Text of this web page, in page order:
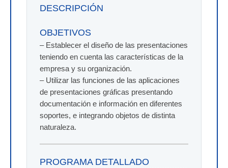
DESCRIPCIÓN
OBJETIVOS
– Establecer el diseño de las presentaciones
teniendo en cuenta las características de la
empresa y su organización.
– Utilizar las funciones de las aplicaciones
de presentaciones gráficas presentando
documentación e información en diferentes
soportes, e integrando objetos de distinta
naturaleza.
PROGRAMA DETALLADO